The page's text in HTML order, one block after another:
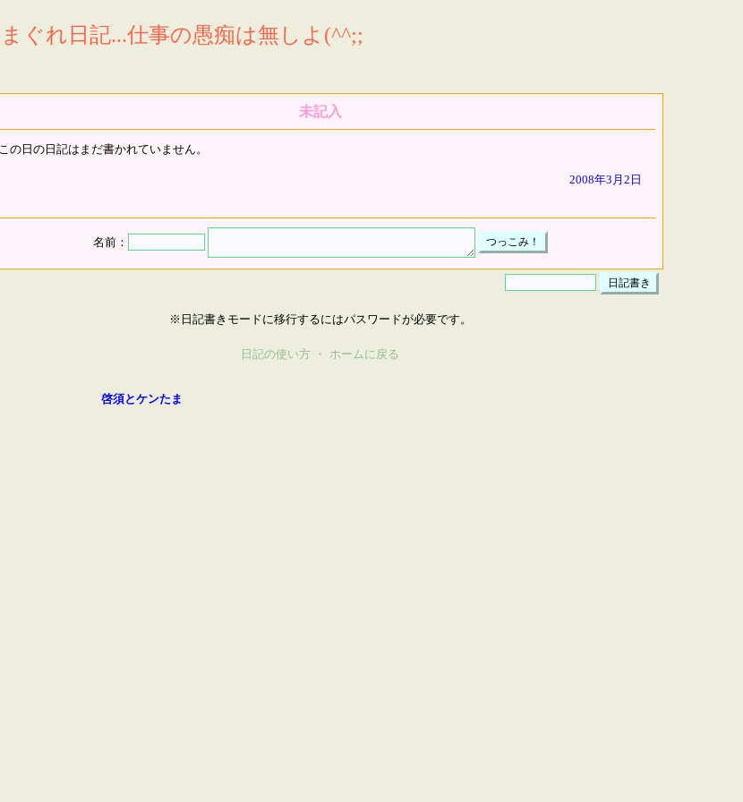
ぐれ日記...仕事の愚痴は無しよ(^^;;
未記入
この日の日記はまだ書かれていません。
2008年3月2日
名前：
※日記書きモードに移行するにはパスワードが必要です。
日記の使い方 ・ ホームに戻る
啓須とケンたま